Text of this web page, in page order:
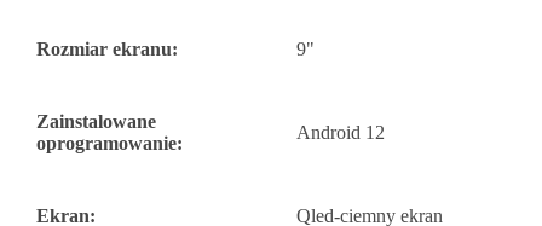
Rozmiar ekranu: 9"
Zainstalowane
oprogramowanie:
Android 12
Ekran: Qled-ciemny ekran